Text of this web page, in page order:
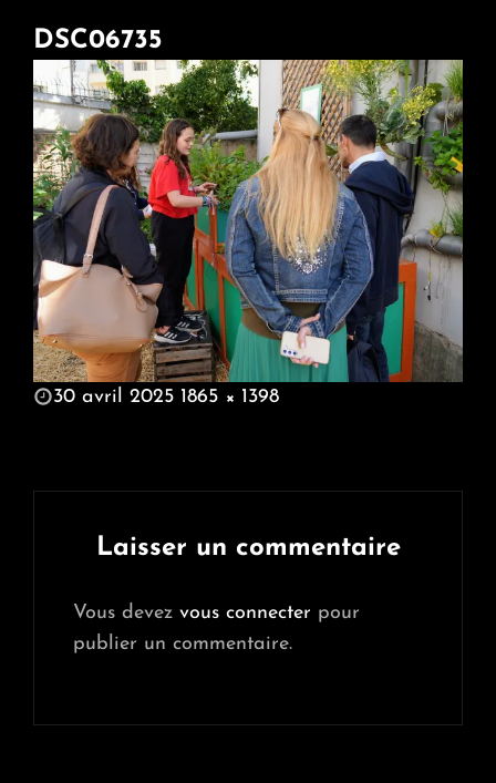
DSC06735
POSTED
30 avril 2025 1865 × 1398
Laisser un commentaire
Vous devez vous connecter pour
publier un commentaire.